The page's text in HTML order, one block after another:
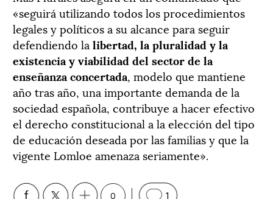
«seguirá utilizando todos los procedimientos
legales y políticos a su alcance para seguir
defendiendo la libertad, la pluralidad y la
existencia y viabilidad del sector de la
enseñanza concertada, modelo que mantiene
año tras año, una importante demanda de la
sociedad española, contribuye a hacer efectivo
el derecho constitucional a la elección del tipo
de educación deseada por las familias y que la
vigente Lomloe amenaza seriamente».
0 1